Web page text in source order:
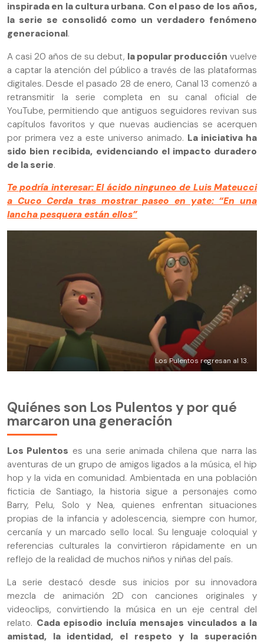
inspirada en la cultura urbana. Con el paso de los años,
la serie se consolidó como un verdadero fenómeno
generacional.
A casi 20 años de su debut, la popular producción vuelve
a captar la atención del público a través de las plataformas
digitales. Desde el pasado 28 de enero, Canal 13 comenzó a
retransmitir la serie completa en su canal oficial de
YouTube, permitiendo que antiguos seguidores revivan sus
capítulos favoritos y que nuevas audiencias se acerquen
por primera vez a este universo animado. La iniciativa ha
sido bien recibida, evidenciando el impacto duradero
de la serie.
Te podría interesar: El ácido ninguneo de Luis Mateucci
a Cuco Cerda tras mostrar paseo en yate: “En una
lancha pesquera están ellos”
Los Pulentos regresan al 13.
Quiénes son Los Pulentos y por qué
marcaron una generación
Los Pulentos es una serie animada chilena que narra las
aventuras de un grupo de amigos ligados a la música, el hip
hop y la vida en comunidad. Ambientada en una población
ficticia de Santiago, la historia sigue a personajes como
Barry, Pelu, Solo y Nea, quienes enfrentan situaciones
propias de la infancia y adolescencia, siempre con humor,
cercanía y un marcado sello local. Su lenguaje coloquial y
referencias culturales la convirtieron rápidamente en un
reflejo de la realidad de muchos niños y niñas del país.
La serie destacó desde sus inicios por su innovadora
mezcla de animación 2D con canciones originales y
videoclips, convirtiendo la música en un eje central del
relato. Cada episodio incluía mensajes vinculados a la
amistad, la identidad, el respeto y la superación